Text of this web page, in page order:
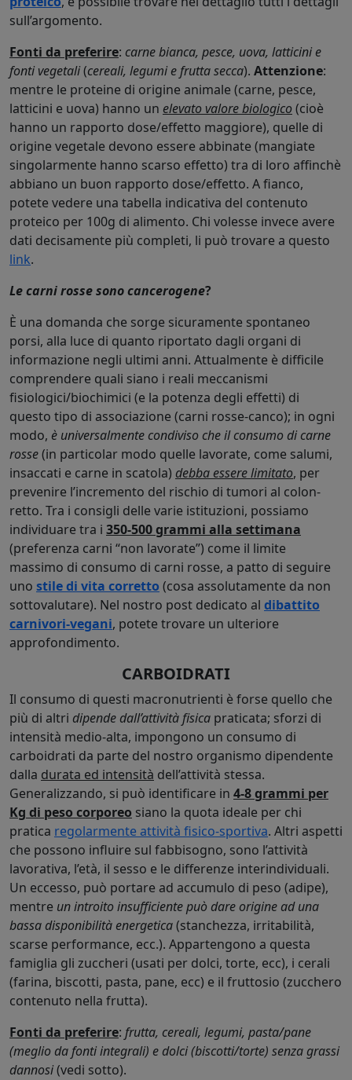
sull’argomento.
Fonti da preferire: carne bianca, pesce, uova, latticini e
fonti vegetali(cereali, legumi e frutta secca). Attenzione:
mentre le proteine di origine animale (carne, pesce,
latticini e uova) hanno un elevato valore biologico(cioè
hanno un rapporto dose/effetto maggiore), quelle di
origine vegetale devono essere abbinate (mangiate
singolarmente hanno scarso effetto) tra di loro affinchè
abbiano un buon rapporto dose/effetto. A fianco,
potete vedere una tabella indicativa del contenuto
proteico per 100g di alimento. Chi volesse invece avere
dati decisamente più completi, li può trovare a questo
link.
Le carni rosse sono cancerogene?
È una domanda che sorge sicuramente spontaneo
porsi, alla luce di quanto riportato dagli organi di
informazione negli ultimi anni. Attualmente è difficile
comprendere quali siano i reali meccanismi
fisiologici/biochimici (e la potenza degli effetti) di
questo tipo di associazione (carni rosse-canco); in ogni
modo, è universalmente condiviso che il consumo di carne
rosse(in particolar modo quelle lavorate, come salumi,
insaccati e carne in scatola) debba essere limitato, per
prevenire l’incremento del rischio di tumori al colon-
retto. Tra i consigli delle varie istituzioni, possiamo
individuare tra i 350-500 grammi alla settimana
(preferenza carni “non lavorate”) come il limite
massimo di consumo di carni rosse, a patto di seguire
uno stile di vita corretto (cosa assolutamente da non
sottovalutare). Nel nostro post dedicato al dibattito
carnivori-vegani, potete trovare un ulteriore
approfondimento.
CARBOIDRATI
Il consumo di questi macronutrienti è forse quello che
più di altri dipende dall’attività fisica praticata; sforzi di
intensità medio-alta, impongono un consumo di
carboidrati da parte del nostro organismo dipendente
dalla durata ed intensità dell’attività stessa.
Generalizzando, si può identificare in 4-8 grammi per
Kg di peso corporeo siano la quota ideale per chi
pratica regolarmente attività fisico-sportiva. Altri aspetti
che possono influire sul fabbisogno, sono l’attività
lavorativa, l’età, il sesso e le differenze interindividuali.
Un eccesso, può portare ad accumulo di peso (adipe),
mentre un introito insufficiente può dare origine ad una
bassa disponibilità energetica(stanchezza, irritabilità,
scarse performance, ecc.). Appartengono a questa
famiglia gli zuccheri (usati per dolci, torte, ecc), i cerali
(farina, biscotti, pasta, pane, ecc) e il fruttosio (zucchero
contenuto nella frutta).
Fonti da preferire: frutta, cereali, legumi, pasta/pane
(meglio da fonti integrali) e dolci (biscotti/torte) senza grassi
dannosi(vedi sotto).